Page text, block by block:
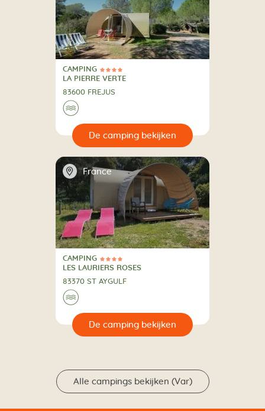
4 Sterren
CAMPING
CAMPING
LA PIERRE VERTE
83600 FREJUS
🌊
📍 France
4 Sterren
CAMPING
CAMPING
LES LAURIERS ROSES
83370 ST AYGULF
🌊
Alle campings bekijken (Var)